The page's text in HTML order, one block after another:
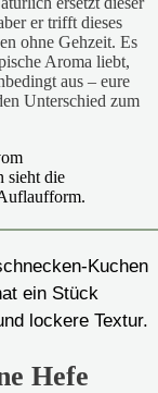
er trifft dieses
ohne Gehzeit. Es
Aroma liebt,
aus – eure
Unterschied zum
Hefe